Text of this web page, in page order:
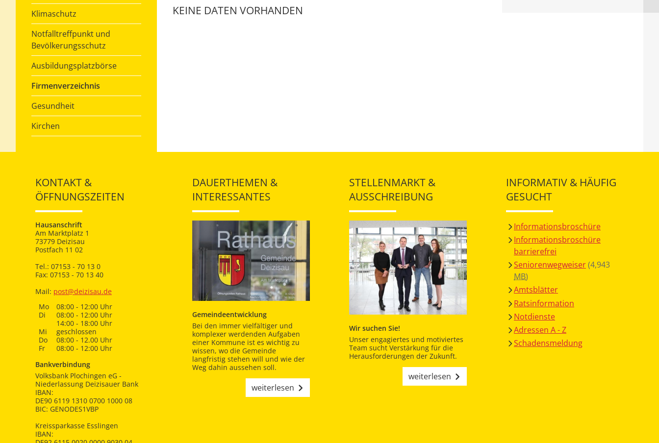
Klimaschutz
Notfalltreffpunkt und
Bevölkerungsschutz
Ausbildungsplatzbörse
Firmenverzeichnis
Gesundheit
Kirchen
KEINE DATEN VORHANDEN
KONTAKT &
ÖFFNUNGSZEITEN
Hausanschrift
Am Marktplatz 1
73779 Deizisau
Postfach 11 02
Tel.: 07153 - 70 13 0
Fax: 07153 - 70 13 40
Mail: post@deizisau.de
Mo
08:00 - 12:00 Uhr
Di
08:00 - 12:00 Uhr
14:00 - 18:00 Uhr
Mi
geschlossen
Do
08:00 - 12.00 Uhr
Fr
08:00 - 12:00 Uhr
Bankverbindung
Volksbank Plochingen eG -
Niederlassung Deizisauer Bank
IBAN:
DE90 6119 1310 0700 1000 08
BIC: GENODES1VBP
Kreissparkasse Esslingen
IBAN:
DAUERTHEMEN &
INTERESSANTES
Gemeindeentwicklung
Bei den immer vielfältiger und
komplexer werdenden Aufgaben
einer Kommune ist es wichtig zu
wissen, wo die Gemeinde
langfristig stehen will und wie der
Weg dahin aussehen soll.
weiterlesen
STELLENMARKT &
AUSSCHREIBUNG
Wir suchen Sie!
Unser engagiertes und motiviertes
Team sucht Verstärkung für die
Herausforderungen der Zukunft.
weiterlesen
INFORMATIV & HÄUFIG
GESUCHT
Informationsbroschüre
Informationsbroschüre
barrierefrei
Seniorenwegweiser(4,943
MB)
Amtsblätter
Ratsinformation
Notdienste
Adressen A - Z
Schadensmeldung